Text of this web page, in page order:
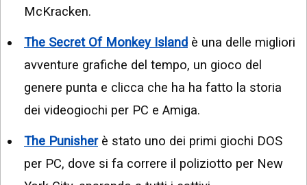
McKracken.
The Secret Of Monkey Island è una delle migliori
avventure grafiche del tempo, un gioco del
genere punta e clicca che ha ha fatto la storia
dei videogiochi per PC e Amiga.
The Punisherè stato uno dei primi giochi DOS
per PC, dove si fa correre il poliziotto per New